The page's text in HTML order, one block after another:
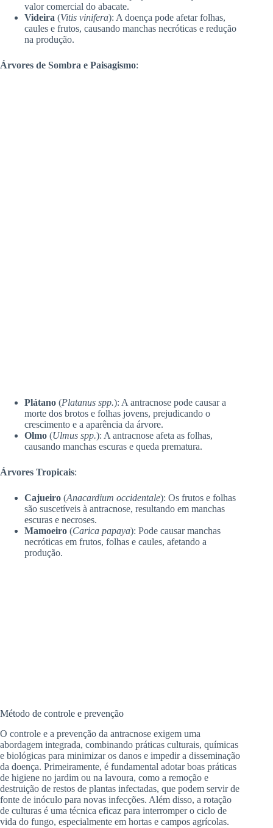
valor comercial do abacate.
Videira (Vitis vinifera): A doença pode afetar folhas,
caules e frutos, causando manchas necróticas e redução
na produção.
Árvores de Sombra e Paisagismo:
Plátano (Platanus spp.): A antracnose pode causar a
morte dos brotos e folhas jovens, prejudicando o
crescimento e a aparência da árvore.
Olmo (Ulmus spp.): A antracnose afeta as folhas,
causando manchas escuras e queda prematura.
Árvores Tropicais:
Cajueiro (Anacardium occidentale): Os frutos e folhas
são suscetíveis à antracnose, resultando em manchas
escuras e necroses.
Mamoeiro (Carica papaya): Pode causar manchas
necróticas em frutos, folhas e caules, afetando a
produção.
Método de controle e prevenção
O controle e a prevenção da antracnose exigem uma
abordagem integrada, combinando práticas culturais, químicas
e biológicas para minimizar os danos e impedir a disseminação
da doença. Primeiramente, é fundamental adotar boas práticas
de higiene no jardim ou na lavoura, como a remoção e
destruição de restos de plantas infectadas, que podem servir de
fonte de inóculo para novas infecções. Além disso, a rotação
de culturas é uma técnica eficaz para interromper o ciclo de
vida do fungo, especialmente em hortas e campos agrícolas.